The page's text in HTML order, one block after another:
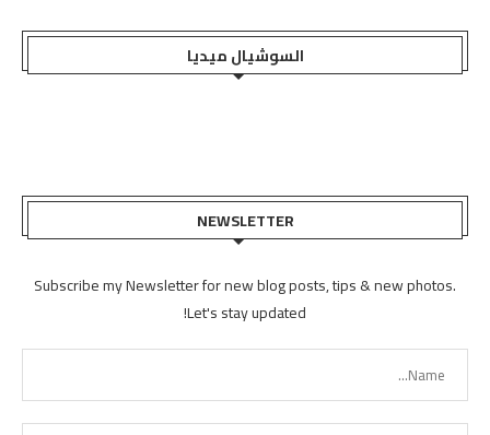
السوشيال ميديا
NEWSLETTER
Subscribe my Newsletter for new blog posts, tips & new photos.
Let's stay updated!